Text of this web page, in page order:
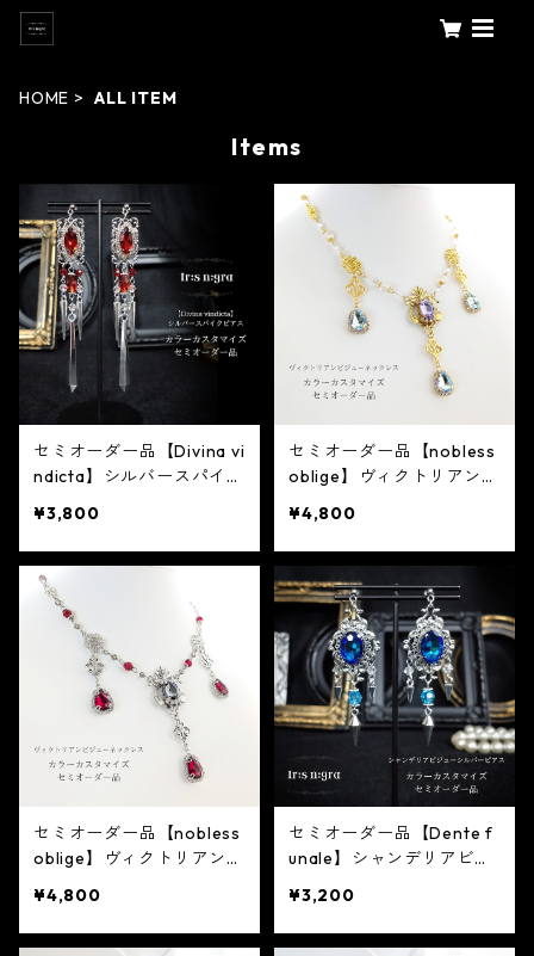
HOME ALL ITEM
Items
セミオーダー品【Divina vi
ndicta】シルバースパイク
能）
¥3,800
セミオーダー品【nobless
oblige】ヴィクトリアンビ
¥4,800
セミオーダー品【nobless
oblige】ヴィクトリアンビ
¥4,800
セミオーダー品【Dente f
unale】シャンデリアビジ
リング変更可能）
¥3,200